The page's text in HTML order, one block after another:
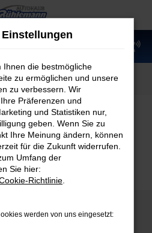
Fahrzeugmarkt
Ihnen die bestmögliche
zu ermöglichen und unsere
zu verbessern. Wir
Präferenzen und
und Statistiken nur,
geben. Wenn Sie zu
Ihre Meinung ändern, können
für die Zukunft widerrufen.
Umfang der
Sie hier:
Richtlinie
werden von uns eingesetzt: